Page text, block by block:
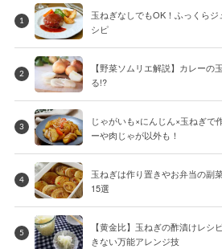
1
玉ねぎなしでもOK！ふっくら
シピ
2
【野菜ソムリエ解説】カレーの
る!?
3
じゃがいも×にんじん×玉ねぎで
ーや肉じゃが以外も！
4
玉ねぎは作り置きやお弁当の副
15選
5
【黄金比】玉ねぎの酢漬けレシ
きない万能アレンジ技